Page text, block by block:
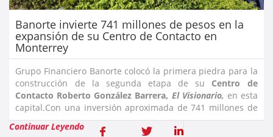
Banorte invierte 741 millones de pesos en la
expansión de su Centro de Contacto en
Monterrey
Grupo Financiero Banorte colocó la primera piedra para la
construcción de la segunda etapa de su Centro de
Contacto Roberto González Barrera, El Visionario, en esta
capital.Con una inversión aproximada de 741 millones de
pesos este proyecto mantendrá el legado de D
Continuar Leyendo